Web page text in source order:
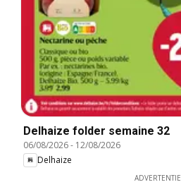
Delhaize folder semaine 32
06/08/2026- 12/08/2026
Delhaize
ADVERTENTIE